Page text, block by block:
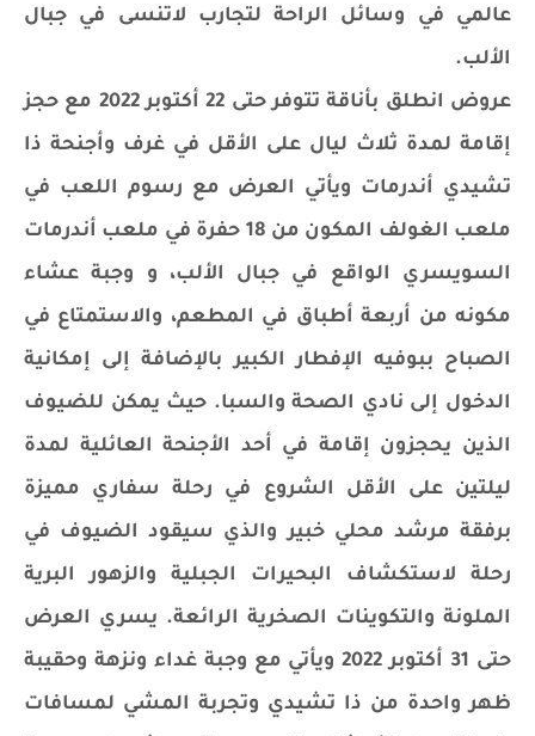
عالمي في وسائل الراحة لتجارب لاتنسى في جبال
الألب.
عروض انطلق بأناقة تتوفر حتى 22 أكتوبر 2022 مع حجز
إقامة لمدة ثلاث ليال على الأقل في غرف وأجنحة ذا
تشيدي أندرمات ويأتي العرض مع رسوم اللعب في
ملعب الغولف المكون من 18 حفرة في ملعب أندرمات
السويسري الواقع في جبال الألب، و وجبة عشاء
مكونه من أربعة أطباق في المطعم، والاستمتاع في
الصباح ببوفيه الإفطار الكبير بالإضافة إلى إمكانية
الدخول إلى نادي الصحة والسبا. حيث يمكن للضيوف
الذين يحجزون إقامة في أحد الأجنحة العائلية لمدة
ليلتين على الأقل الشروع في رحلة سفاري مميزة
برفقة مرشد محلي خبير والذي سيقود الضيوف في
رحلة لاستكشاف البحيرات الجبلية والزهور البرية
الملونة والتكوينات الصخرية الرائعة. يسري العرض
حتى 31 أكتوبر 2022 ويأتي مع وجبة غداء ونزهة وحقيبة
ظهر واحدة من ذا تشيدي وتجربة المشي لمسافات